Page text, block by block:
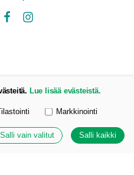
Lue lisää evästeistä.
Markkinointi
Salli vain valitut Salli kaikki